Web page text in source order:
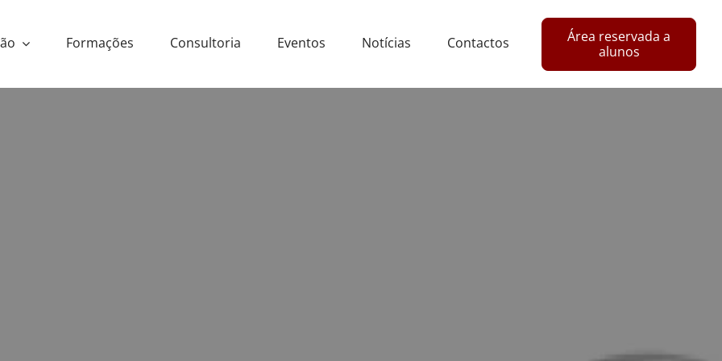
Formações Consultoria Eventos Notícias Contactos
Área reservada a
alunos